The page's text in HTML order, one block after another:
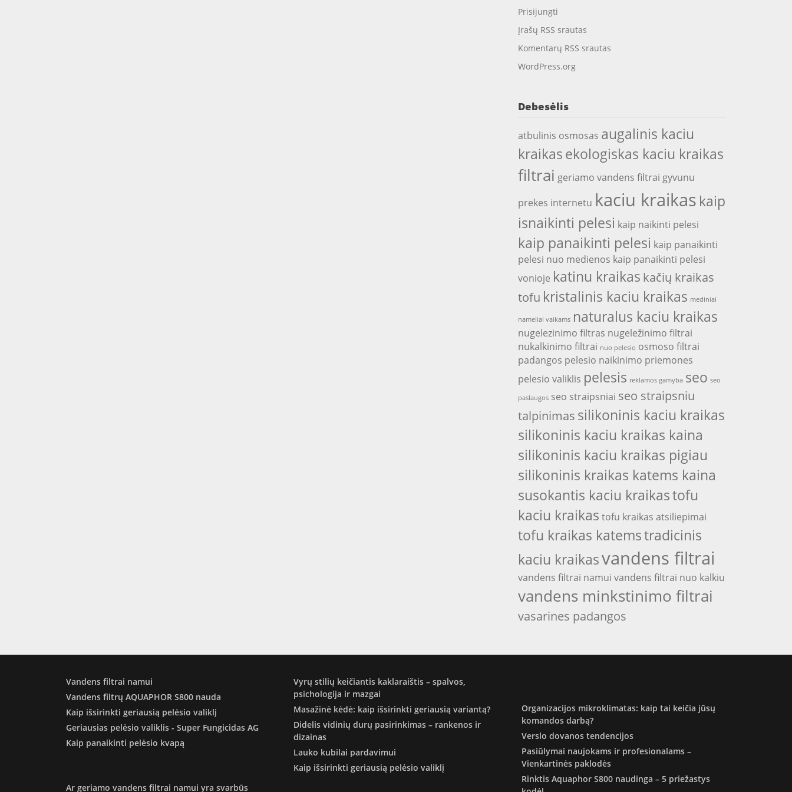
Prisijungti
Įrašų RSS srautas
Komentarų RSS srautas
WordPress.org
Debesėlis
atbulinis osmosas augalinis kaciu
kraikasekologiskas kaciu kraikas
filtrai geriamo vandens filtrai gyvunu
prekes internetu kaciu kraikas kaip
isnaikinti pelesi kaip naikinti pelesi
kaip panaikinti pelesi kaip panaikinti
pelesi nuo medienos kaip panaikinti pelesi
vonioje katinu kraikas kačių kraikas
tofu kristalinis kaciu kraikas mediniai
nameliai vaikams naturalus kaciu kraikas
nugelezinimo filtras nugeležinimo filtrai
nukalkinimo filtrai nuo pelesio osmoso filtrai
padangos pelesio naikinimo priemones
pelesio valiklis pelesis reklamos gamyba seo seo
paslaugos seo straipsniai seo straipsniu
talpinimas silikoninis kaciu kraikas
silikoninis kaciu kraikas kaina
silikoninis kaciu kraikas pigiau
silikoninis kraikas katems kaina
susokantis kaciu kraikastofu
kaciu kraikas tofu kraikas atsiliepimai
tofu kraikas katemstradicinis
kaciu kraikasvandens filtrai
vandens filtrai namui vandens filtrai nuo kalkiu
vandens minkstinimo filtrai
vasarines padangos
Vandens filtrai namui
Vandens filtrų AQUAPHOR S800 nauda
Kaip išsirinkti geriausią pelėsio valiklį
Geriausias pelėsio valiklis - Super Fungicidas AG
Kaip panaikinti pelėsio kvapą
Ar geriamo vandens filtrai namui yra svarbūs
Vyrų stilių keičiantis kaklaraištis – spalvos,
psichologija ir mazgai
Masažinė kėdė: kaip išsirinkti geriausią variantą?
Didelis vidinių durų pasirinkimas – rankenos ir
dizainas
Lauko kubilai pardavimui
Kaip išsirinkti geriausią pelėsio valiklį
Organizacijos mikroklimatas: kaip tai keičia jūsų
komandos darbą?
Verslo dovanos tendencijos
Pasiūlymai naujokams ir profesionalams –
Vienkartinės paklodės
Rinktis Aquaphor S800 naudinga – 5 priežastys